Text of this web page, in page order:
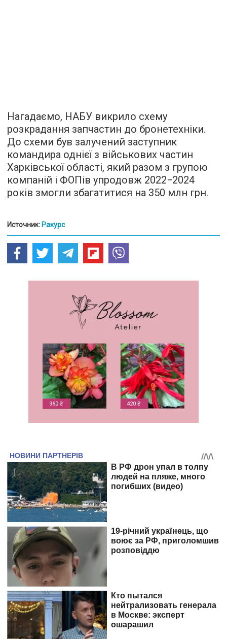
Нагадаємо, НАБУ викрило схему
розкрадання запчастин до бронетехніки.
До схеми був залучений заступник
командира однієї з військових частин
Харківської області, який разом з групою
компаній і ФОПів упродовж 2022−2024
років змогли збагатитися на 350 млн грн.
Источник: Ракурс